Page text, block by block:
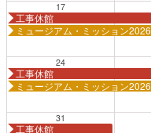
17
工事休館
ミュージアム・ミッション2026
24
工事休館
ミュージアム・ミッション2026
31
工事休館